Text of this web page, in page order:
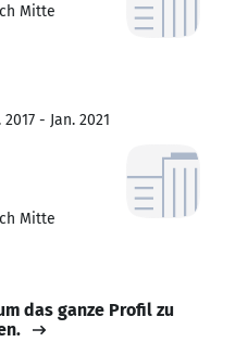
Mitte
- Jan. 2021
Mitte
das ganze Profil zu